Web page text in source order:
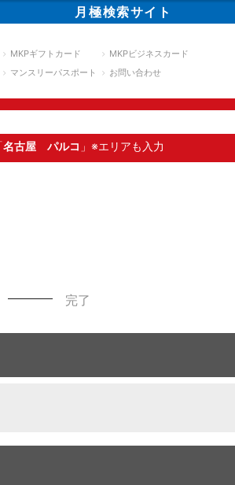
月極検索サイト
MKPギフトカード
MKPビジネスカード
マンスリーパスポート お問い合わせ
名古屋 パルコ 」※エリアも入力
完了